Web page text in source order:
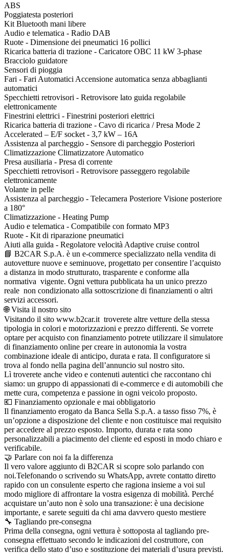
ABS
Poggiatesta posteriori
Kit Bluetooth mani libere
Audio e telematica - Radio DAB
Ruote - Dimensione dei pneumatici 16 pollici
Ricarica batteria di trazione - Caricatore OBC 11 kW 3-phase
Bracciolo guidatore
Sensori di pioggia
Fari - Fari Automatici Accensione automatica senza abbaglianti
automatici
Specchietti retrovisori - Retrovisore lato guida regolabile
elettronicamente
Finestrini elettrici - Finestrini posteriori elettrici
Ricarica batteria di trazione - Cavo di ricarica / Presa Mode 2
Accelerated – E/F socket - 3,7 kW – 16A
Assistenza al parcheggio - Sensore di parcheggio Posteriori
Climatizzazione Climatizzatore Automatico
Presa ausiliaria - Presa di corrente
Specchietti retrovisori - Retrovisore passeggero regolabile
elettronicamente
Volante in pelle
Assistenza al parcheggio - Telecamera Posteriore Visione posteriore
a 180°
Climatizzazione - Heating Pump
Audio e telematica - Compatibile con formato MP3
Ruote - Kit di riparazione pneumatici
Aiuti alla guida - Regolatore velocità Adaptive cruise control
📘 B2CAR S.p.A. è un e-commerce specializzato nella vendita di
autovetture nuove e seminuove, progettato per consentire l’acquisto
a distanza in modo strutturato, trasparente e conforme alla
normativa vigente. Ogni vettura pubblicata ha un unico prezzo
reale non condizionato alla sottoscrizione di finanziamenti o altri
servizi accessori.
🌐 Visita il nostro sito
Visitando il sito www.b2car.it troverete altre vetture della stessa
tipologia in colori e motorizzazioni e prezzo differenti. Se vorrete
optare per acquisto con finanziamento potrete utilizzare il simulatore
di finanziamento online per creare in autonomia la vostra
combinazione ideale di anticipo, durata e rata. Il configuratore si
trova al fondo nella pagina dell’annuncio sul nostro sito.
Lì troverete anche video e contenuti autentici che raccontano chi
siamo: un gruppo di appassionati di e-commerce e di automobili che
mette cura, competenza e passione in ogni veicolo proposto.
💶 Finanziamento opzionale e mai obbligatorio
Il finanziamento erogato da Banca Sella S.p.A. a tasso fisso 7%, è
un’opzione a disposizione del cliente e non costituisce mai requisito
per accedere al prezzo esposto. Importo, durata e rata sono
personalizzabili a piacimento del cliente ed esposti in modo chiaro e
verificabile.
🤝 Parlare con noi fa la differenza
Il vero valore aggiunto di B2CAR si scopre solo parlando con
noi.Telefonando o scrivendo su WhatsApp, avrete contatto diretto
rapido con un consulente esperto che ragiona insieme a voi sul
modo migliore di affrontare la vostra esigenza di mobilità. Perché
acquistare un’auto non è solo una transazione: è una decisione
importante, e sarete seguiti da chi ama davvero questo mestiere
🔧 Tagliando pre-consegna
Prima della consegna, ogni vettura è sottoposta al tagliando pre-
consegna effettuato secondo le indicazioni del costruttore, con
verifica dello stato d’uso e sostituzione dei materiali d’usura previsti.